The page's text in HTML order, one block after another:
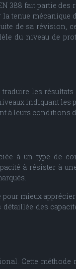
388 fait partie
tenue mécanique
de sa révision,
du niveau de
les
indiquant les
à leurs conditions
à un type de
à résister à
mieux
des
Cette